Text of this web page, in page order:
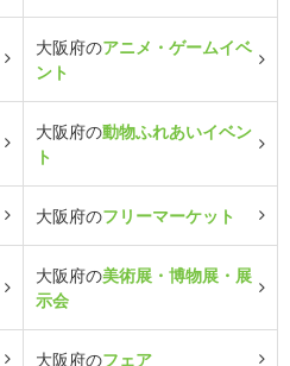
大阪府のアニメ・ゲームイベ
ント
大阪府の動物ふれあいイベン
ト
大阪府のフリーマーケット
大阪府の美術展・博物展・展
示会
大阪府のフェア